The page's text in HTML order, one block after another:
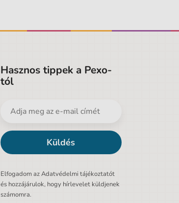
Hasznos tippek a Pexo-
tól
Küldés
Elfogadom az Adatvédelmi tájékoztatót
és hozzájárulok, hogy hírlevelet küldjenek
számomra.